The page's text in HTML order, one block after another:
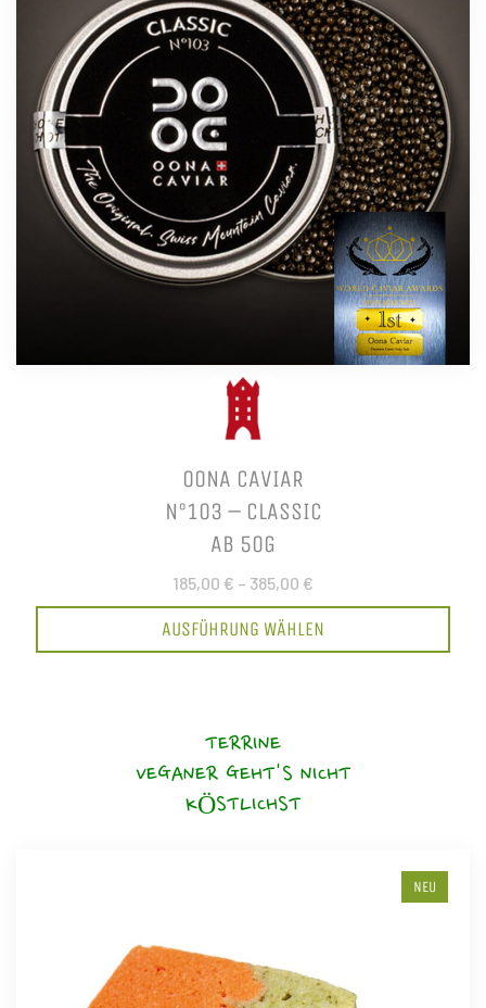
OONA CAVIAR
N°103 – CLASSIC
AB 50G
185,00 € – 385,00 €
AUSFÜHRUNG WÄHLEN
TERRINE
VEGANER GEHT'S NICHT
KÖSTLICHST
NEU